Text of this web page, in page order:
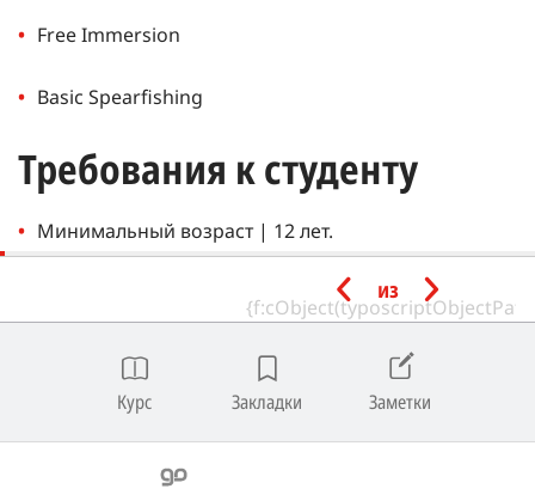
Free Immersion
Basic Spearfishing
Требования к студенту
Минимальный возраст | 12 лет.
Иметь сертификат SSI Pool Freediver или его
эквивалент от признанного учебного агентства.
Ограничения по глубине
сертификат Pool Freediver, максимальная глубина
из
Курс Закладки Заметки